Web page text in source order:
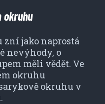
okruhu
jako naprostá
nevýhody, o
měli vědět. Ve
okruhu
okruhu v